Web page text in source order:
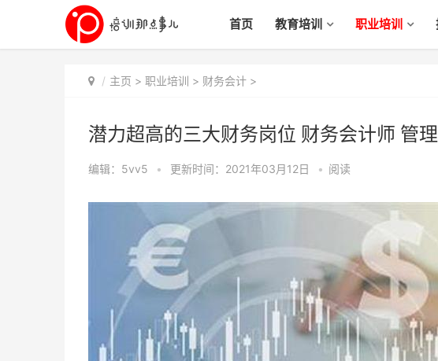
首页 教育培训 职业培训
主页 > 职业培训 > 财务会计 >
潜力超高的三大财务岗位 财务会计师 管
编辑：5vv5 • 更新时间：2021年03月12日 • 阅读